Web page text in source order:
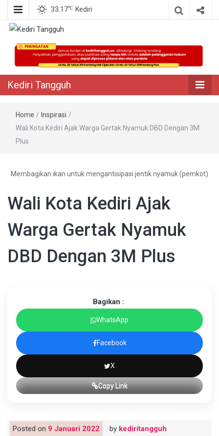
33.17℃ Kediri
Kediri Tangguh
Berita Akurat Terpercaya
Kediri Tangguh
Home / Inspirasi /
Wali Kota Kediri Ajak Warga Gertak Nyamuk DBD Dengan 3M
Plus
Membagikan ikan untuk mengantisipasi jentik nyamuk (pemkot)
Wali Kota Kediri Ajak
Warga Gertak Nyamuk
DBD Dengan 3M Plus
Bagikan :
WhatsApp
Facebook
X
Copy Link
Posted on 9 Januari 2022 by kediritangguh